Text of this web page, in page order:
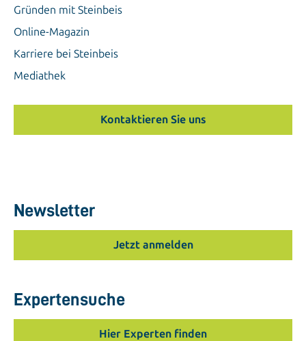
Gründen mit Steinbeis
Online-Magazin
Karriere bei Steinbeis
Mediathek
Kontaktieren Sie uns
Newsletter
Jetzt anmelden
Expertensuche
Hier Experten finden